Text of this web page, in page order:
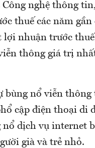
nghệ thông
thuế các năm
nhuận trước
thông giá trị
bùng nổ viễn
cập điện thoại di
dịch vụ internet
già và trẻ nhỏ.